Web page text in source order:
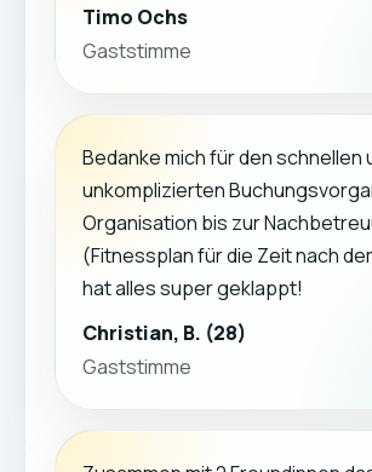
Timo Ochs
Gaststimme
Bedanke mich für den schnellen
unkomplizierten
Organisation bis zur
(Fitnessplan für die Zeit nach
hat alles super geklappt!
Christian, B. (28)
Gaststimme